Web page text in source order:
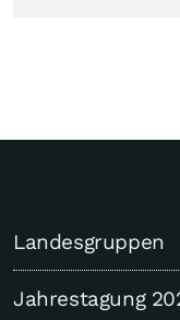
Landesgruppen
Jahrestagung